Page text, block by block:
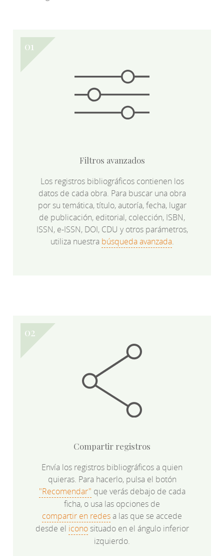
Filtros avanzados
Los registros bibliográficos contienen los
datos de cada obra. Para buscar una obra
por su temática, título, autoría, fecha, lugar
de publicación, editorial, colección, ISBN,
ISSN, e-ISSN, DOI, CDU y otros parámetros,
utiliza nuestra búsqueda avanzada.
Compartir registros
Envía los registros bibliográficos a quien
quieras. Para hacerlo, pulsa el botón
"Recomendar" que verás debajo de cada
ficha, o usa las opciones de
compartir en redesa las que se accede
desde el iconosituado en el ángulo inferior
izquierdo.